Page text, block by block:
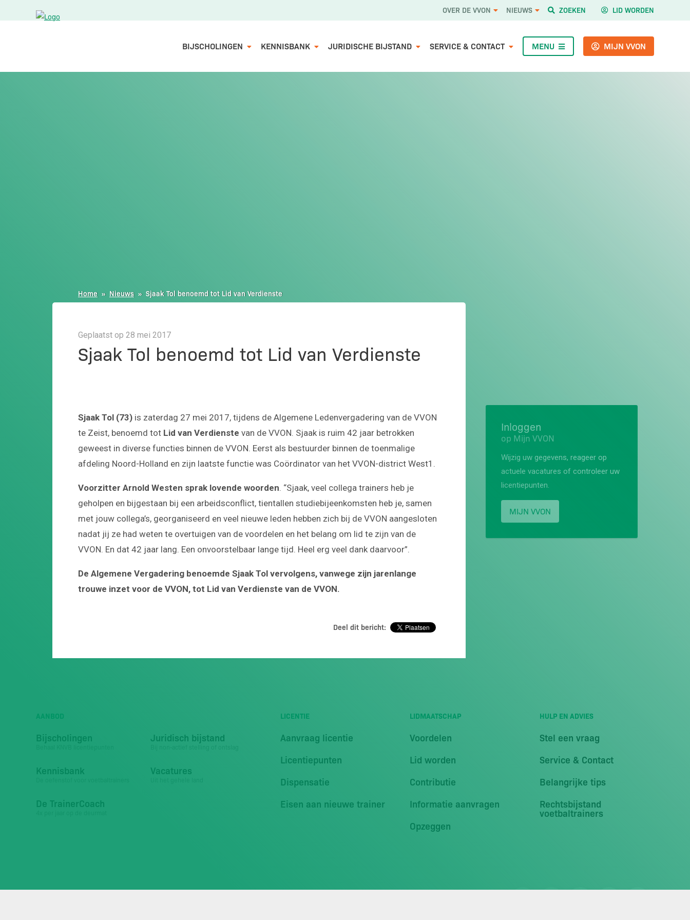
OVER DE VVON NIEUWS ZOEKEN LID WORDEN
BIJSCHOLINGEN KENNISBANK JURIDISCHE BIJSTAND SERVICE & CONTACT MENU MIJN VVON
Home » Nieuws » Sjaak Tol benoemd tot Lid van Verdienste
Geplaatst op 28 mei 2017
Sjaak Tol benoemd tot Lid van Verdienste
Sjaak Tol (73) is zaterdag 27 mei 2017, tijdens de Algemene Ledenvergadering van de VVON
te Zeist, benoemd tot Lid van Verdienste van de VVON. Sjaak is ruim 42 jaar betrokken
geweest in diverse functies binnen de VVON. Eerst als bestuurder binnen de toenmalige
afdeling Noord-Holland en zijn laatste functie was Coördinator van het VVON-district West1.
Voorzitter Arnold Westen sprak lovende woorden. “Sjaak, veel collega trainers heb je
geholpen en bijgestaan bij een arbeidsconflict, tientallen studiebijeenkomsten heb je, samen
met jouw collega’s, georganiseerd en veel nieuwe leden hebben zich bij de VVON aangesloten
nadat jij ze had weten te overtuigen van de voordelen en het belang om lid te zijn van de
VVON. En dat 42 jaar lang. Een onvoorstelbaar lange tijd. Heel erg veel dank daarvoor”.
De Algemene Vergadering benoemde Sjaak Tol vervolgens, vanwege zijn jarenlange
trouwe inzet voor de VVON, tot Lid van Verdienste van de VVON.
Deel dit bericht:
Inloggen
op Mijn VVON
Wijzig uw gegevens, reageer op
actuele vacatures of controleer uw
licentiepunten.
MIJN VVON
AANBOD
Bijscholingen
Kennisbank
De TrainerCoach
Juridisch bijstand
Vacatures
LICENTIE
Aanvraag licentie
Licentiepunten
Dispensatie
Eisen aan nieuwe trainer
LIDMAATSCHAP
Voordelen
Lid worden
Contributie
Informatie aanvragen
Opzeggen
HULP EN ADVIES
Stel een vraag
Service & Contact
Belangrijke tips
Rechtsbijstand
voetbaltrainers